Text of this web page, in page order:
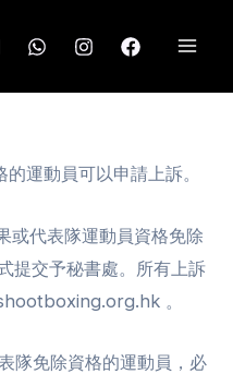
運動員可以申請上訴。
或代表隊運動員資格免除
提交予秘書處。所有上訴
。
隊免除資格的運動員，必